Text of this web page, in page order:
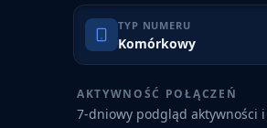
TYP NUMERU
Komórkowy
AKTYWNOŚĆ POŁĄCZEŃ
7-dniowy podgląd aktywności